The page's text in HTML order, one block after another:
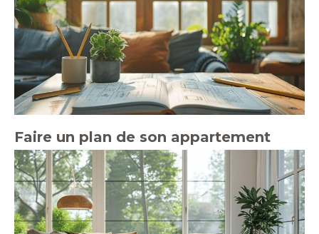
Faire un plan de son appartement